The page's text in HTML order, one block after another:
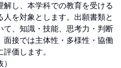
し、本学科での教育を受ける
を対象とします。出願書類と
て、知識・技能、思考力・判断
面接では主体性・多様性・協働
価します。